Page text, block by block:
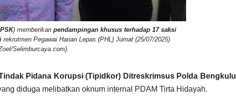
) memberikan pendampingan khusus terhadap 17 saksi
rekrutmen Pegawai Harian Lepas (PHL) Jumat (25/07/2025)
Selimburcaya.com).
Pidana Korupsi (Tipidkor) Ditreskrimsus Polda Bengkulu
diduga melibatkan oknum internal PDAM Tirta Hidayah.